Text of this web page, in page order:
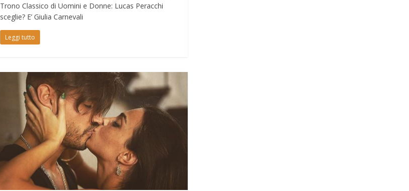
Trono Classico di Uomini e Donne: Lucas Peracchi
sceglie? E’ Giulia Carnevali
Leggi tutto